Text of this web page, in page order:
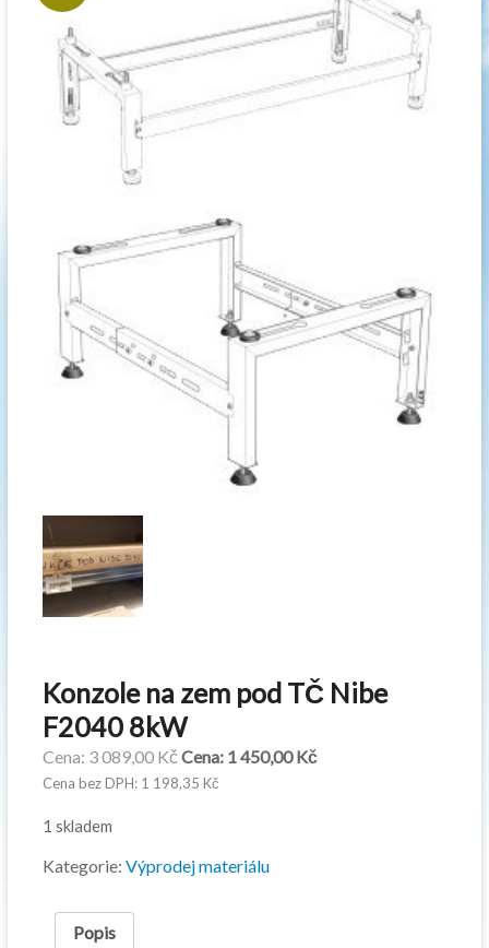
Konzole na zem pod TČ Nibe
F2040 8kW
3 089,00 KčPůvodní
cena
089,00 Kč.
1 450,00KčAktuální
1 198,35 Kč
1 skladem
Kategorie: Výprodej materiálu
Popis